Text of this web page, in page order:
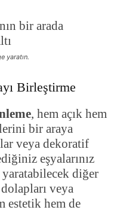
yaratın.
Birleştirme
, hem açık hem
bir araya
veya dekoratif
eşyalarınız
yaratabilecek diğer
veya
estetik hem de